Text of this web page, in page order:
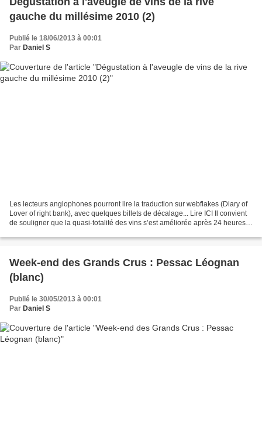
gauche du millésime 2010 (2)
Publié le 18/06/2013 à 00:01
Par Daniel S
Les lecteurs anglophones pourront lire la traduction sur webflakes (Diary of
Lover of right bank), avec quelques billets de décalage... Lire ICI Il convient
de souligner que la quasi-totalité des vins s’est améliorée après 24 heures
Week-end des Grands Crus : Pessac Léognan
(blanc)
Publié le 30/05/2013 à 00:01
Par Daniel S